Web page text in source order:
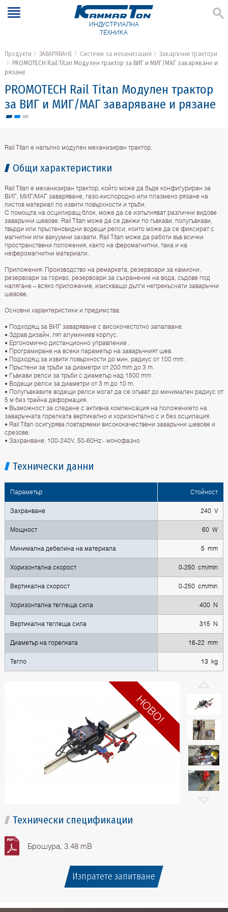
ИНДУСТРИАЛНА
ТЕХНИКА
Продукти ЗАВАРЯВАНЕ Системи за механизация
Заваръчни трактори
PROMOTECH Rail Titan Модулен трактор за ВИГ и МИГ/МАГ заваряване и
рязане
PROMOTECH Rail Titan Модулен трактор
за ВИГ и МИГ/МАГ заваряване и рязане
Rail Titan е напълно модулен механизиран трактор.
Общи характеристики
Rail Titan е механизиран трактор, който може да бъде конфигуриран за
ВИГ, МИГ/МАГ заваряване, газо-кислородно или плазмено рязане на
листов материал по извити повърхности и тръби.
С помощта на осцилиращ блок, може да се изпълняват различни видове
заваръчни шевове. Rail Titan може да се движи по гъвкави, полугъвкави,
твърди или пръстеновидни водещи релси, които може да се фиксират с
магнитни или вакуумни захвати. Rail Titan може да работи във всички
пространствени положения, както на феромагнитни, така и на
неферомагнитни материали.
Приложения: Производство на ремаркета, резервоари за камиони,
резервоари за гориво, резервоари за съхранение на вода, съдове под
налягане – всяко приложение, изискващо дълги непрекъснати заваръчни
шевове.
Основни характеристики и предимства:
• Подходящ за ВИГ заваряване с високочестотно запалване.
• Здрав дизайн, лят алуминиев корпус.
• Ергономично дистанционно управление .
• Програмиране на всеки параметър на заваръчният шев.
• Подходящ за извити повърхности до мин. радиус от 100 mm .
• Пръстени за тръби за диаметри от 200 mm до 3 m.
• Гъвкави релси за тръби с диаметър над 1500 mm .
• Водещи релси за диаметри от 3 m до 10 m.
• Полугъвкавите водещи релси могат да се огъват до минимален радиус от
5 м без трайна деформация.
• Възможност за следене с активна компенсация на положението на
заваръчната горелката вертикално и хоризонтално с и без осцилация.
• Rail Titan осигурява повтаряеми висококачествени заваръчни шевове и
срезове.
• Захранване: 100-240V, 50-60Hz - монофазно
Технически данни
Параметър Стойност
Захранване 240 V
Мощност 60 W
Минимална дебелина на материала 5 mm
Хоризонтална скорост 0-250 cm/min
Вертикална скорост 0-250 cm/min
Хоризонтална теглеща сила 400 N
Вертикална теглеща сила 315 N
Диаметър на горелката 16-22 mm
Тегло 13 kg
Технически спецификации
Брошура, 3.48 mB
Изпратете запитване